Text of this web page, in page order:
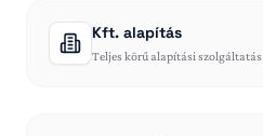
Kft. alapítás
Teljes körű alapítási szolgáltatás